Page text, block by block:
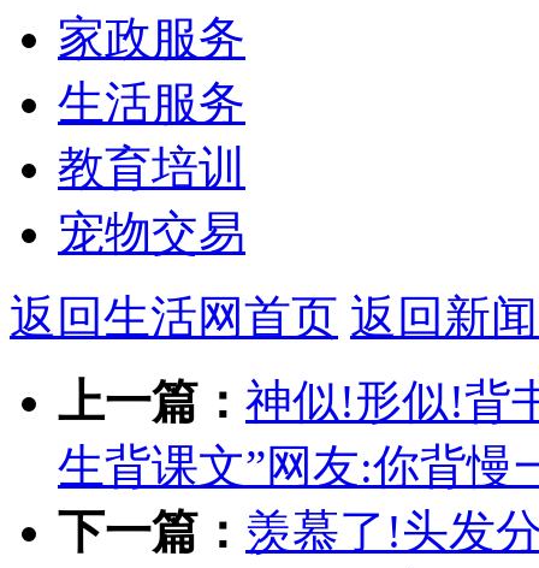
家政服务
生活服务
教育培训
宠物交易
返回生活网首页 返回新
上一篇： 神似!形似!背
生背课文”网友:你背慢
下一篇： 羡慕了!头发